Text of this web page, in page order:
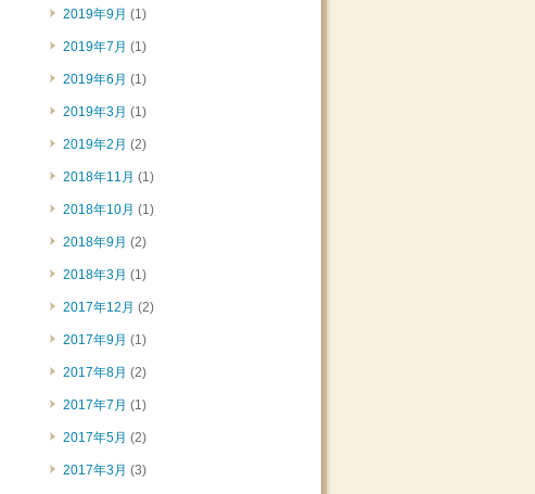
2019年9月 (1)
2019年7月 (1)
2019年6月 (1)
2019年3月 (1)
2019年2月 (2)
2018年11月 (1)
2018年10月 (1)
2018年9月 (2)
2018年3月 (1)
2017年12月 (2)
2017年9月 (1)
2017年8月 (2)
2017年7月 (1)
2017年5月 (2)
2017年3月 (3)